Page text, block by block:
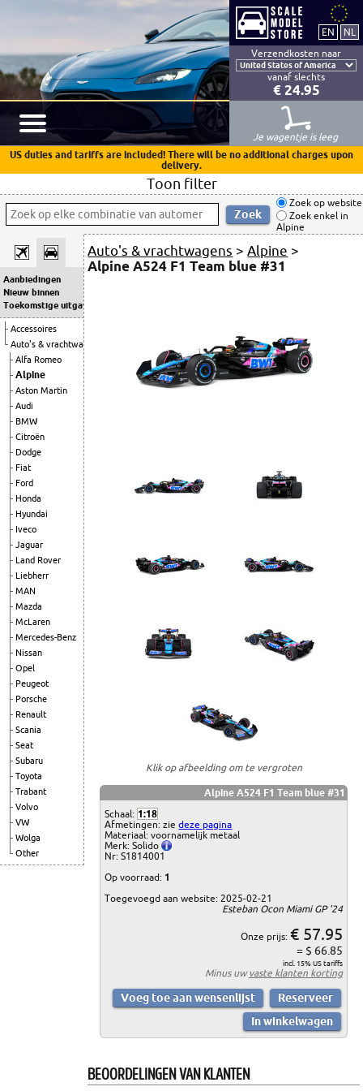
Verzendkosten naar
vanaf slechts
€ 24.95
Je wagentje is leeg
US duties and tariffs are included! There will be no additional charges upon
delivery.
Toon filter
Zoek op website
Zoek enkel in
Alpine
Aanbiedingen
Nieuw binnen
Toekomstige uitgaven
Accessoires
Auto's & vrachtwagens
Alfa Romeo
Alpine
Aston Martin
Audi
BMW
Citroën
Dodge
Fiat
Ford
Honda
Hyundai
Iveco
Jaguar
Land Rover
Liebherr
MAN
Mazda
McLaren
Mercedes-Benz
Nissan
Opel
Peugeot
Porsche
Renault
Scania
Seat
Subaru
Toyota
Trabant
Volvo
VW
Wolga
Other
Auto's & vrachtwagens >Alpine >
Alpine A524 F1 Team blue #31
Klik op afbeelding om te vergroten
Alpine A524 F1 Team blue #31
Schaal: 1:18
Afmetingen: ziedeze pagina
Materiaal: voornamelijk metaal
Merk: Solido
Nr: S1814001
Op voorraad: 1
Toegevoegd aan website: 2025-02-21
Esteban Ocon Miami GP '24
Onze prijs: € 57.95
= $ 66.85
incl. 15% US tariffs
Minus uwvaste klanten korting
BEOORDELINGEN VAN KLANTEN